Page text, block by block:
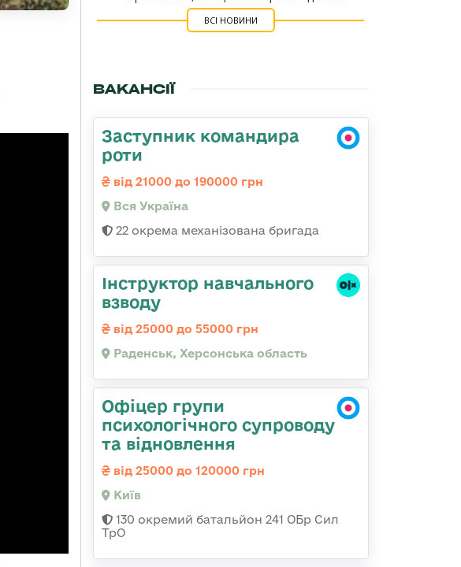
ВСІ НОВИНИ
ВАКАНСІЇ
Заступник командира
роти
від 21000 до 190000 грн
Вся Україна
22 окрема механізована бригада
Інструктор навчального
взводу
від 25000 до 55000 грн
Раденськ, Херсонська область
Офіцер групи
психологічного супроводу
та відновлення
від 25000 до 120000 грн
Київ
130 окремий батальйон 241 ОБр Сил
ТрО